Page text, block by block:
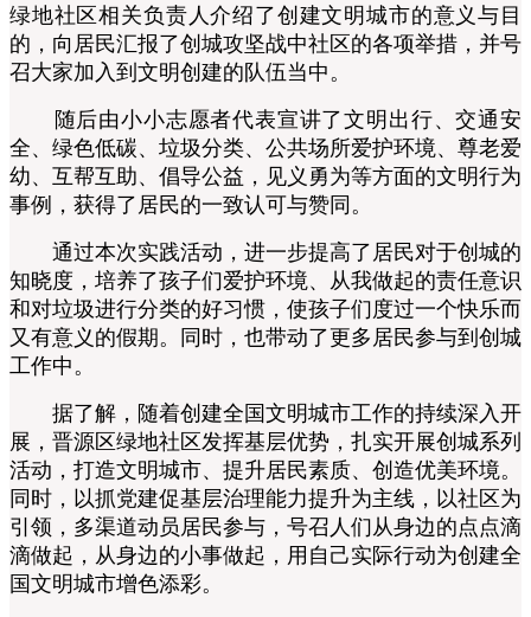
绿地社区相关负责人介绍了创建文明城市的意义与目
的，向居民汇报了创城攻坚战中社区的各项举措，并号
召大家加入到文明创建的队伍当中。
随后由小小志愿者代表宣讲了文明出行、交通安
全、绿色低碳、垃圾分类、公共场所爱护环境、尊老爱
幼、互帮互助、倡导公益，见义勇为等方面的文明行为
事例，获得了居民的一致认可与赞同。
通过本次实践活动，进一步提高了居民对于创城的
知晓度，培养了孩子们爱护环境、从我做起的责任意识
和对垃圾进行分类的好习惯，使孩子们度过一个快乐而
又有意义的假期。同时，也带动了更多居民参与到创城
工作中。
据了解，随着创建全国文明城市工作的持续深入开
展，晋源区绿地社区发挥基层优势，扎实开展创城系列
活动，打造文明城市、提升居民素质、创造优美环境。
同时，以抓党建促基层治理能力提升为主线，以社区为
引领，多渠道动员居民参与，号召人们从身边的点点滴
滴做起，从身边的小事做起，用自己实际行动为创建全
国文明城市增色添彩。